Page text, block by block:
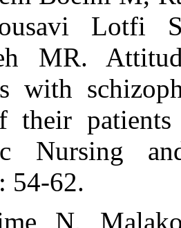
N, Mousavi
Yeganeh
patients with
care of their
Holistic
23(69): 54-62.
6. Chime N,